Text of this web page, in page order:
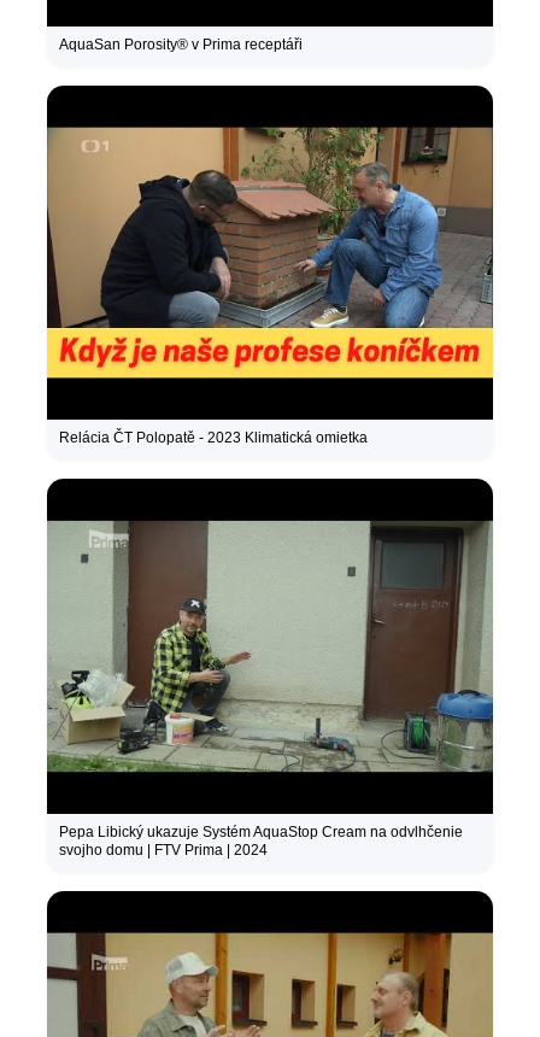
AquaSan Porosity® v Prima receptáři
Relácia ČT Polopatě - 2023 Klimatická omietka
Pepa Libický ukazuje Systém AquaStop Cream na odvlhčenie
svojho domu | FTV Prima | 2024